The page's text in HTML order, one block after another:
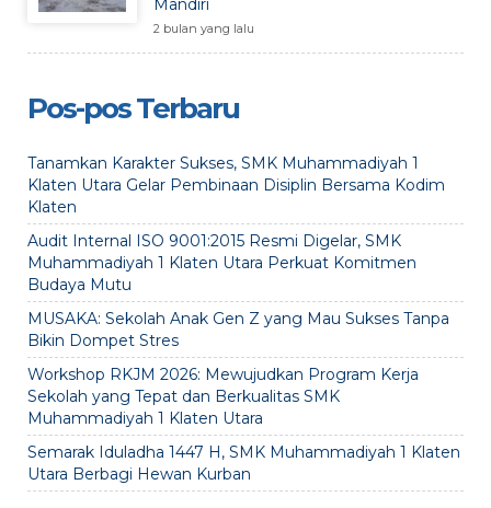
Mandiri
2 bulan yang lalu
Pos-pos Terbaru
Tanamkan Karakter Sukses, SMK Muhammadiyah 1
Klaten Utara Gelar Pembinaan Disiplin Bersama Kodim
Klaten
Audit Internal ISO 9001:2015 Resmi Digelar, SMK
Muhammadiyah 1 Klaten Utara Perkuat Komitmen
Budaya Mutu
MUSAKA: Sekolah Anak Gen Z yang Mau Sukses Tanpa
Bikin Dompet Stres
Workshop RKJM 2026: Mewujudkan Program Kerja
Sekolah yang Tepat dan Berkualitas SMK
Muhammadiyah 1 Klaten Utara
Semarak Iduladha 1447 H, SMK Muhammadiyah 1 Klaten
Utara Berbagi Hewan Kurban